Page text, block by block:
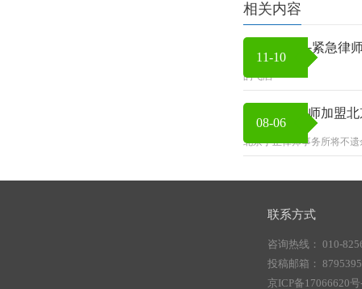
相关内容
11-10
闪电律师函-紧急律
的飞洒
08-06
欢迎周营律师加盟
北京丁正律师事务所将不
联系方式
咨询热线： 010-
投稿邮箱：
京ICP备17066620